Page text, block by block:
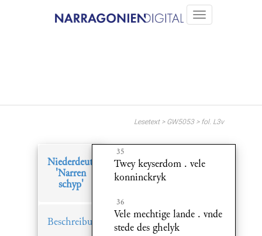
Lesetext > GW5053 > fol. L3v
Niederdeutsches
'Narren
schyp'
Beschreibung
35
Twey keyserdom . vele
konninckryk
36
Vele mechtige lande . vnde
stede des ghelyk